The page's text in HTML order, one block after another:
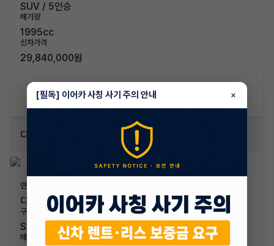
SUV / 5인승
배기량
1995cc
신차가격
29,840,000원
신차 문의하기
디젤 R2.2 4WD 마스터
연료/연비
디젤 / 12.4km/L (3등급)
구분/좌석
SUV / 5인승
배기량
[필독] 이어카 사칭 사기 주의 안내 ×